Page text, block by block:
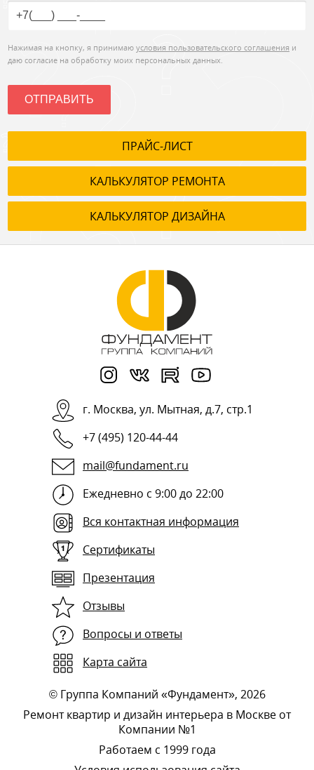
Нажимая на кнопку, я принимаю условия пользовательского соглашения и
даю согласие на обработку моих персональных данных.
ОТПРАВИТЬ
ПРАЙС-ЛИСТ
КАЛЬКУЛЯТОР РЕМОНТА
КАЛЬКУЛЯТОР ДИЗАЙНА
г. Москва, ул. Мытная, д.7, стр.1
+7 (495) 120-44-44
mail@fundament.ru
Ежедневно с 9:00 до 22:00
Вся контактная информация
Сертификаты
Презентация
Отзывы
Вопросы и ответы
Карта сайта
© Группа Компаний «Фундамент», 2026
Ремонт квартир и дизайн интерьера в Москве от
Компании №1
Работаем с 1999 года